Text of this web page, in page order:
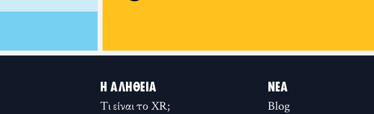
Η ΑΛΉΘΕΙΑ
Τι είναι το XR;
ΝΈΑ
Blog